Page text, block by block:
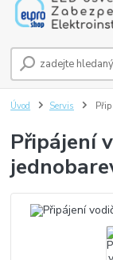
Úvod Servis
Připájení